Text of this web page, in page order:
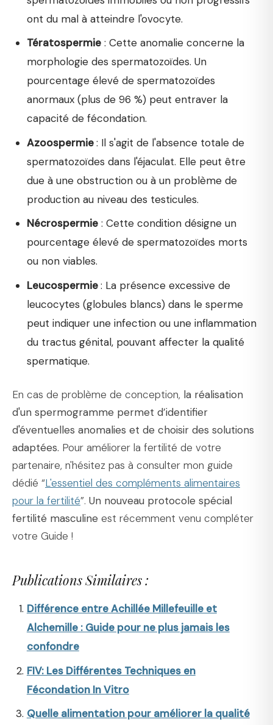
ont du mal à atteindre l'ovocyte.
Tératospermie: Cette anomalie concerne la
morphologie des spermatozoïdes. Un
pourcentage élevé de spermatozoïdes
anormaux (plus de 96 %) peut entraver la
capacité de fécondation.
Azoospermie: Il s'agit de l'absence totale de
spermatozoïdes dans l'éjaculat. Elle peut être
due à une obstruction ou à un problème de
production au niveau des testicules.
Nécrospermie: Cette condition désigne un
pourcentage élevé de spermatozoïdes morts
ou non viables.
Leucospermie: La présence excessive de
leucocytes (globules blancs) dans le sperme
peut indiquer une infection ou une inflammation
du tractus génital, pouvant affecter la qualité
spermatique.
En cas de problème de conception, la réalisation
d'un spermogramme permet d’identifier
d'éventuelles anomalies et de choisir des solutions
adaptées. Pour améliorer la fertilité de votre
partenaire, n'hésitez pas à consulter mon guide
dédié “L'essentiel des compléments alimentaires
pour la fertilité”. Un nouveau protocole spécial
fertilité masculine est récemment venu compléter
votre Guide !
Publications Similaires :
Différence entre Achillée Millefeuille et
Alchemille : Guide pour ne plus jamais les
confondre
FIV: Les Différentes Techniques en
Fécondation In Vitro
Quelle alimentation pour améliorer la qualité